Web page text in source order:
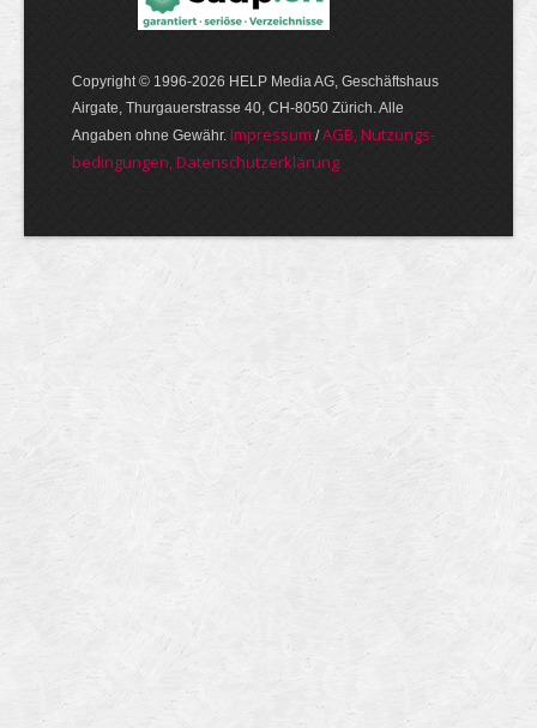
Copyright © 1996-2026 HELP Media AG, Geschäftshaus
Airgate, Thurgauer­strasse 40, CH-8050 Zürich. Alle
Angaben ohne Gewähr. Im­pres­sum /AGB, Nut­zungs­
bedin­gungen, Daten­schutz­er­klärung